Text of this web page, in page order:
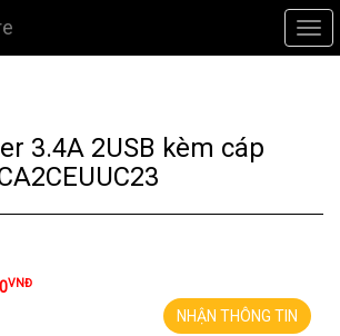
3.4A 2USB kèm cáp
VNĐ
NHẬN THÔNG TIN